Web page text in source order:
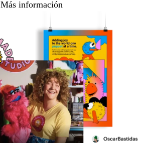
Más información